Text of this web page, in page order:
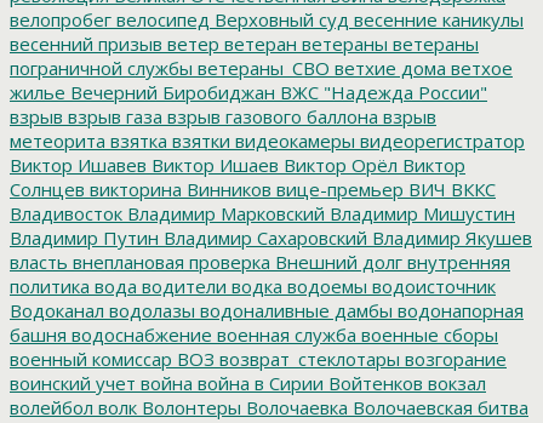
велопробег велосипед Верховный суд весенние каникулы
весенний призыв ветер ветеран ветераны ветераны
пограничной службы ветераны_СВО ветхие дома ветхое
жилье Вечерний Биробиджан ВЖС "Надежда России"
взрыв взрыв газа взрыв газового баллона взрыв
метеорита взятка взятки видеокамеры видеорегистратор
Виктор Ишавев Виктор Ишаев Виктор Орёл Виктор
Солнцев викторина Винников вице-премьер ВИЧ ВККС
Владивосток Владимир Марковский Владимир Мишустин
Владимир Путин Владимир Сахаровский Владимир Якушев
власть внеплановая проверка Внешний долг внутренняя
политика вода водители водка водоемы водоисточник
Водоканал водолазы водоналивные дамбы водонапорная
башня водоснабжение военная служба военные сборы
военный комиссар ВОЗ возврат_стеклотары возгорание
воинский учет война война в Сирии Войтенков вокзал
волейбол волк Волонтеры Волочаевка Волочаевская битва